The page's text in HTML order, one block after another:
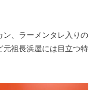
ン、ラーメンタレ入りの
元祖長浜屋には目立つ特